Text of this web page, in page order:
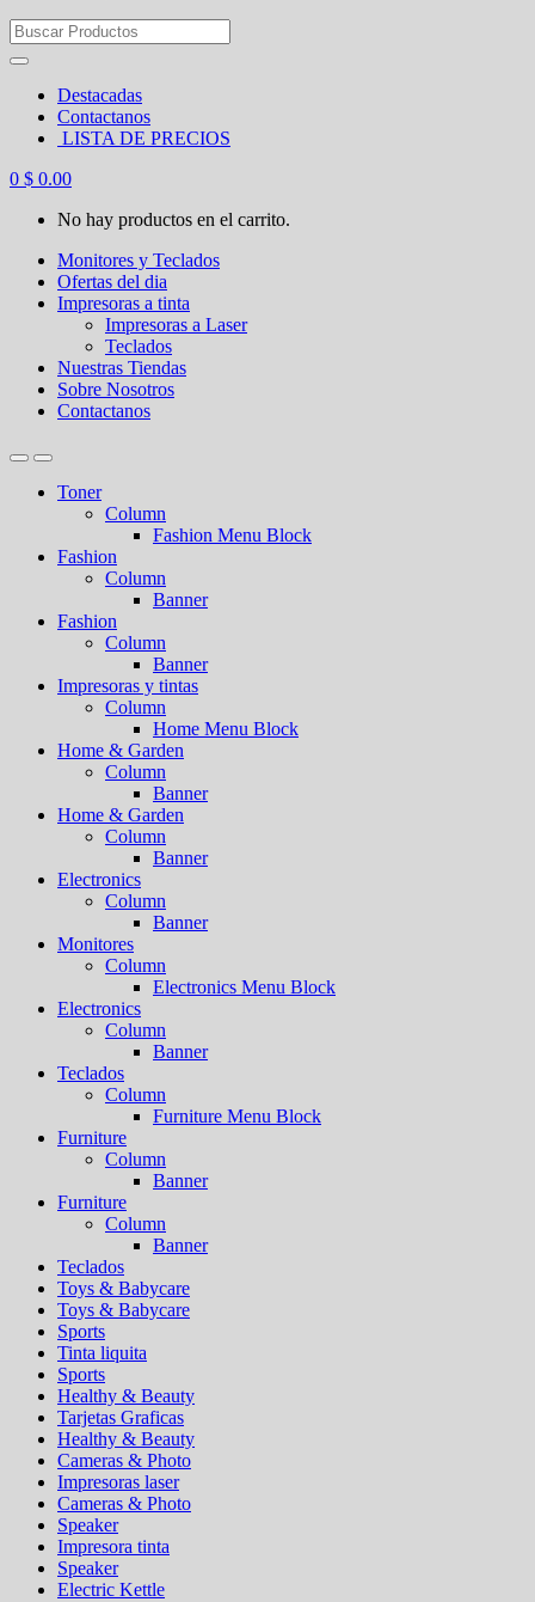
Search
for:
Destacadas
Contactanos
LISTA DE PRECIOS
0 $ 0.00
No hay productos en el carrito.
Monitores y Teclados
Ofertas del dia
Impresoras a tinta
Impresoras a Laser
Teclados
Nuestras Tiendas
Sobre Nosotros
Contactanos
Toner
Column
Fashion Menu Block
Fashion
Column
Banner
Fashion
Column
Banner
Impresoras y tintas
Column
Home Menu Block
Home & Garden
Column
Banner
Home & Garden
Column
Banner
Electronics
Column
Banner
Monitores
Column
Electronics Menu Block
Electronics
Column
Banner
Teclados
Column
Furniture Menu Block
Furniture
Column
Banner
Furniture
Column
Banner
Teclados
Toys & Babycare
Toys & Babycare
Sports
Tinta liquita
Sports
Healthy & Beauty
Tarjetas Graficas
Healthy & Beauty
Cameras & Photo
Impresoras laser
Cameras & Photo
Speaker
Impresora tinta
Speaker
Electric Kettle